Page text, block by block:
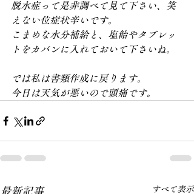
脱水症って是非調べて見て下さい、笑
えない位症状辛いです。
こまめな水分補給と、塩飴やタブレッ
トをカバンに入れておいて下さいね。
では私は書類作成に戻ります。
今日は天気が悪いので頭痛です。
最新記事 すべて表示